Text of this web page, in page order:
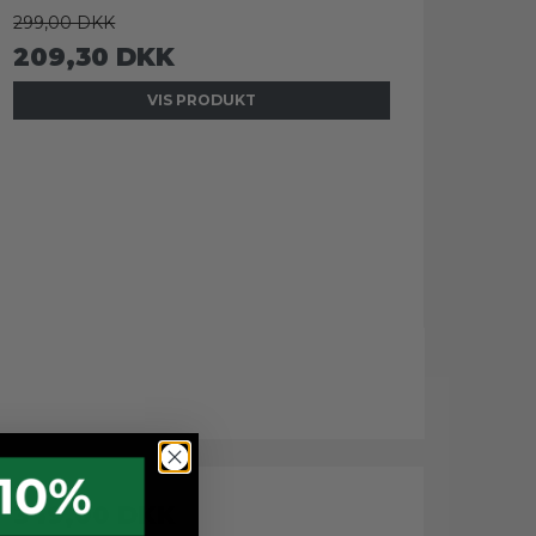
299,00 DKK
209,30 DKK
VIS PRODUKT
349,00 DKK